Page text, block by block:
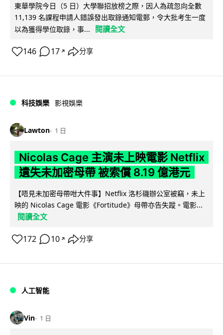
東華學院今日（5 日）大學聯招放榜之際，因人為疏忽向全數
11,139 名課程申請人錯誤發出取錄通知電郵，令大批考生一度
以為獲得學位取錄，事...
閱讀全文
146 17 ↗ 分享
科技娛樂 影視娛樂
Lawton 1 日
Nicolas Cage 主演未上映電影 Netflix
遺失未加密母帶 被索償 8.19 億港元
【唔見未加密母帶咁大件事】Netflix 洛杉磯辦公室被竊，未上
映的 Nicolas Cage 電影《Fortitude》母帶亦告失蹤。電影...
閱讀全文
172 10 ↗ 分享
人工智能
Vin 1 日